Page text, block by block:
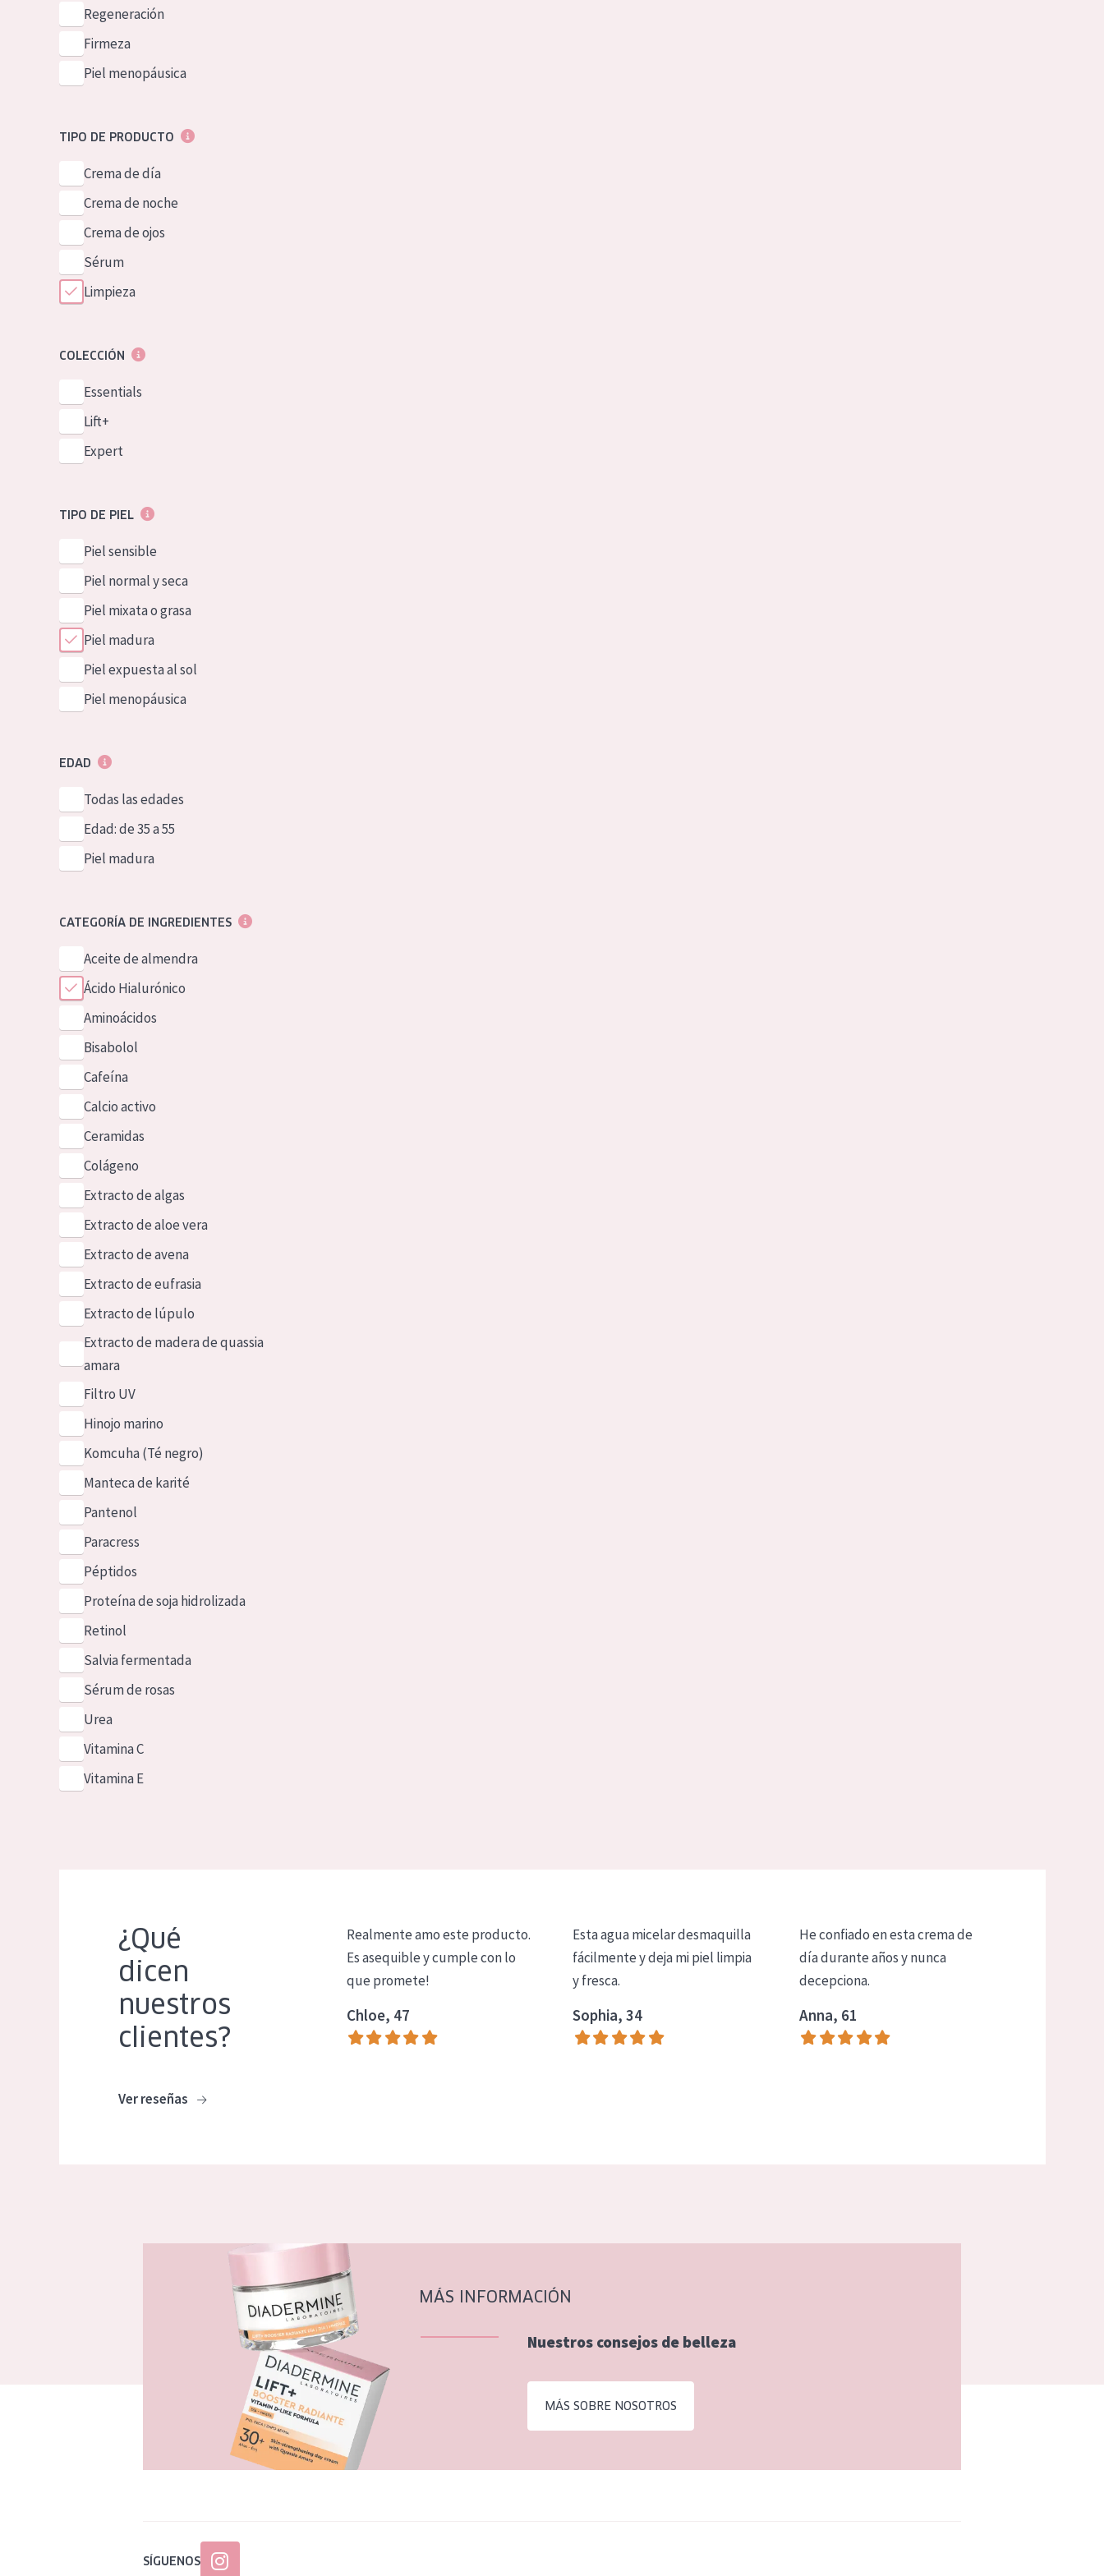
German
Spanish
Greek
Regeneración
Firmeza
Piel menopáusica
TIPO DE PRODUCTO
Crema de día
Crema de noche
Crema de ojos
Sérum
Limpieza
COLECCIÓN
Essentials
Lift+
Expert
TIPO DE PIEL
Piel sensible
Piel normal y seca
Piel mixata o grasa
Piel madura
Piel expuesta al sol
Piel menopáusica
EDAD
Todas las edades
Edad: de 35 a 55
Piel madura
CATEGORÍA DE INGREDIENTES
Aceite de almendra
Ácido Hialurónico
Aminoácidos
Bisabolol
Cafeína
Calcio activo
Ceramidas
Colágeno
Extracto de algas
Extracto de aloe vera
Extracto de avena
Extracto de eufrasia
Extracto de lúpulo
Extracto de madera de quassia
amara
Filtro UV
Hinojo marino
Komcuha (Té negro)
Manteca de karité
Pantenol
Paracress
Péptidos
Proteína de soja hidrolizada
Retinol
Salvia fermentada
Sérum de rosas
Urea
Vitamina C
Vitamina E
¿Qué
dicen
nuestros
clientes?
Ver reseñas
Realmente amo este producto.
Es asequible y cumple con lo
que promete!
Chloe, 47
Esta agua micelar desmaquilla
fácilmente y deja mi piel limpia
y fresca.
Sophia, 34
He confiado en esta crema de
día durante años y nunca
decepciona.
Anna, 61
MÁS INFORMACIÓN
Nuestros consejos de belleza
MÁS SOBRE NOSOTROS
SÍGUENOS